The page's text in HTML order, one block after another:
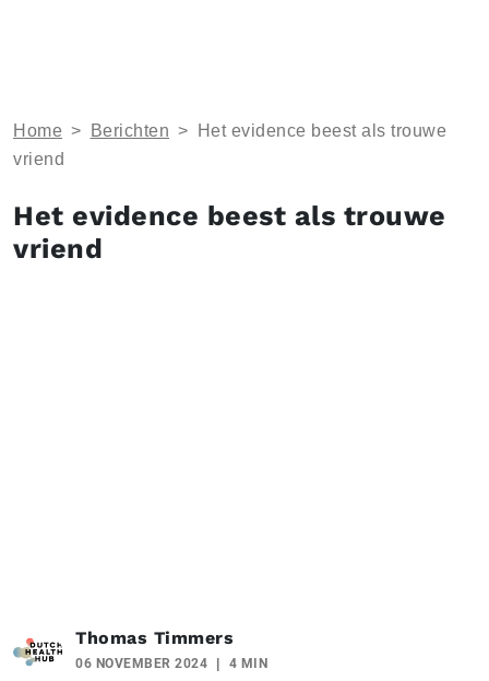
Home > Berichten >
Het evidence beest als trouwe
vriend
Het evidence beest als trouwe
vriend
Thomas Timmers
06 NOVEMBER 2024 4 MIN